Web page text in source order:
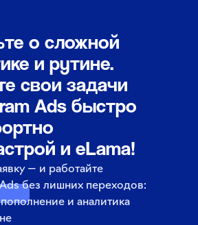
о сложной
и рутине.
свои задачи
Ads быстро
и eLama!
— и работайте
без лишних переходов:
и аналитика